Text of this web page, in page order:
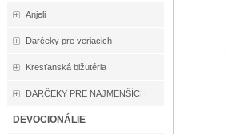
Anjeli
Darčeky pre veriacich
Kresťanská bižutéria
DARČEKY PRE NAJMENŠÍCH
DEVOCIONÁLIE